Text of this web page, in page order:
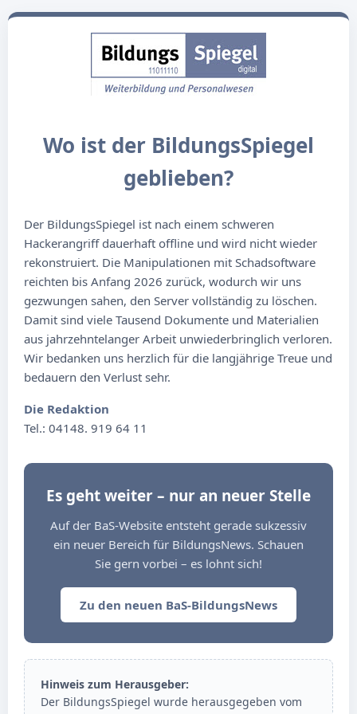
Wo ist der BildungsSpiegel
geblieben?
Der BildungsSpiegel ist nach einem schweren
Hackerangriff dauerhaft offline und wird nicht wieder
rekonstruiert. Die Manipulationen mit Schadsoftware
reichten bis Anfang 2026 zurück, wodurch wir uns
gezwungen sahen, den Server vollständig zu löschen.
Damit sind viele Tausend Dokumente und Materialien
aus jahrzehntelanger Arbeit unwiederbringlich verloren.
Wir bedanken uns herzlich für die langjährige Treue und
bedauern den Verlust sehr.
Die Redaktion
Tel.: 04148. 919 64 11
Es geht weiter – nur an neuer Stelle
Auf der BaS-Website entsteht gerade sukzessiv
ein neuer Bereich für BildungsNews. Schauen
Sie gern vorbei – es lohnt sich!
Zu den neuen BaS-BildungsNews
Hinweis zum Herausgeber:
Der BildungsSpiegel wurde herausgegeben vom